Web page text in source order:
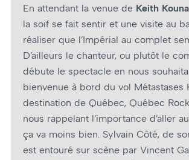
En attendant la venue de Keith Kouna
la soif se fait sentir et une visite au
réaliser que l’Impérial au complet
D’ailleurs le chanteur, ou plutôt le
débute le spectacle en nous
bienvenue à bord du vol Métastases
destination de Québec, Québec
nous rappelant l’importance d’aller
ça va moins bien. Sylvain Côté, de
est entouré sur scène par Vincent